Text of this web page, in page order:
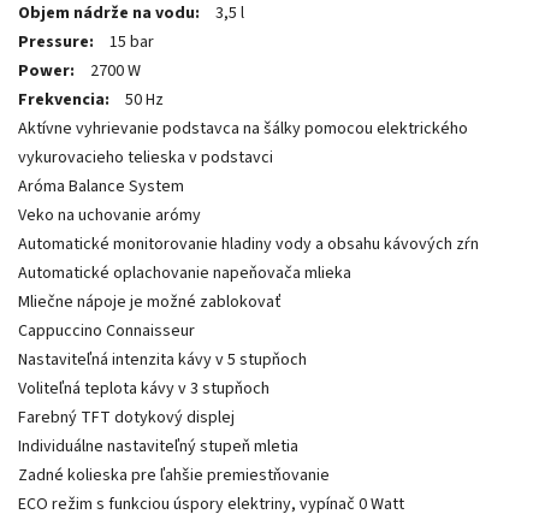
Objem nádrže na vodu:
3,5 l
Pressure:
15 bar
Power:
2700 W
Frekvencia:
50 Hz
Aktívne vyhrievanie podstavca na šálky pomocou elektrického
vykurovacieho telieska v podstavci
Aróma Balance System
Veko na uchovanie arómy
Automatické monitorovanie hladiny vody a obsahu kávových zŕn
Automatické oplachovanie napeňovača mlieka
Mliečne nápoje je možné zablokovať
Cappuccino Connaisseur
Nastaviteľná intenzita kávy v 5 stupňoch
Voliteľná teplota kávy v 3 stupňoch
Farebný TFT dotykový displej
Individuálne nastaviteľný stupeň mletia
Zadné kolieska pre ľahšie premiestňovanie
ECO režim s funkciou úspory elektriny, vypínač 0 Watt